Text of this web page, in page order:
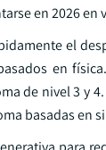
en 2026 en
el
en
de nivel 3 y
basadas en